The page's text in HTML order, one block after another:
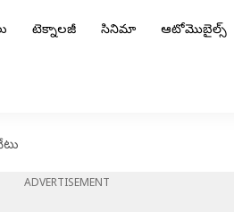
టెక్నాలజీ సినిమా ఆటోమొబైల్స్
ADVERTISEMENT